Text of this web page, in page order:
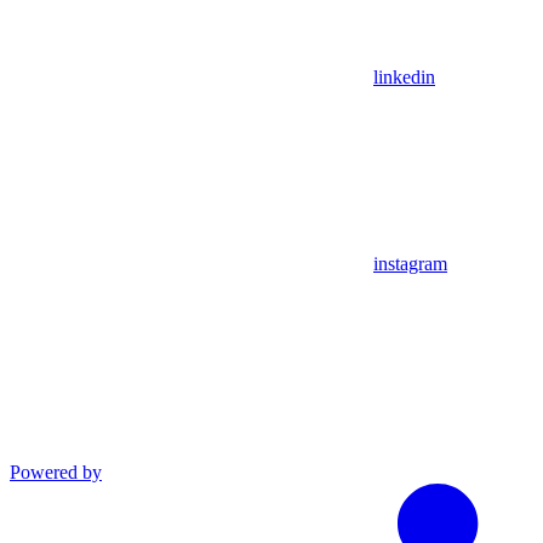
linkedin
instagram
Powered by